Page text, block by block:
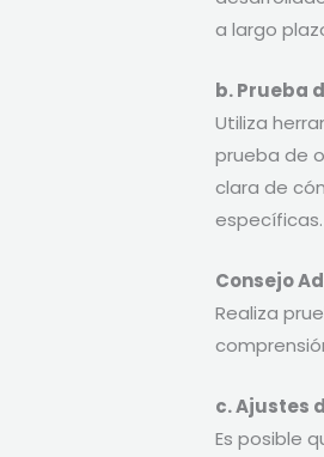
a largo
b. Prueba
Utiliza
prueba de
clara de
específicas.
Consejo
Realiza
c. Ajustes
Es posible